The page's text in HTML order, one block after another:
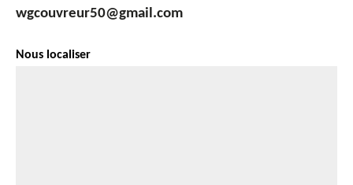
wgcouvreur50@gmail.com
Nous localiser